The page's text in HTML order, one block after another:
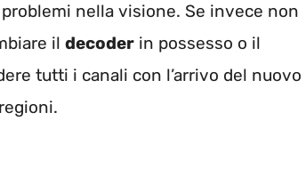
nella visione. Se invece non
il decoder in possesso o il
tutti i canali con l’arrivo del nuovo